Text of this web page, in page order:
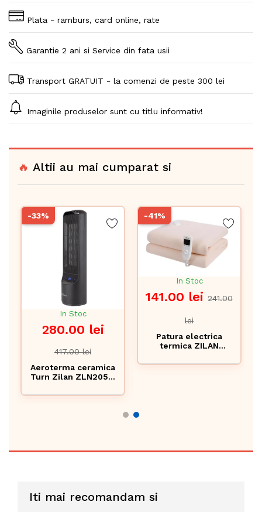
Plata - ramburs, card online, rate
Garantie 2 ani si Service din fata usii
Transport GRATUIT - la comenzi de peste 300 lei
Imaginile produselor sunt cu titlu informativ!
🔥 Altii au mai cumparat si
-33%
In Stoc
280.00 lei
417.00 lei
Aeroterma ceramica
Turn Zilan ZLN2052,
telecomanda -
-41%
In Stoc
141.00 lei 241.00
lei
Patura electrica
termica ZILAN
incalzire, timer 10h,
Iti mai recomandam si